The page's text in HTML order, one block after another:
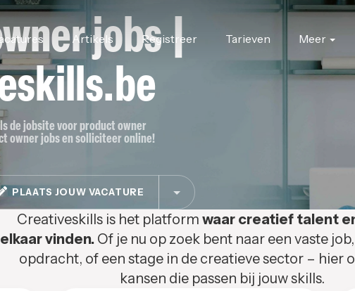
Artikels Registreer Tarieven Meer
jobs |
de jobsite voor product owner
owner jobs en solliciteer online!
PLAATS JOUW VACATURE
Creativeskills is het platform waar creatief talent
elkaar vinden. Of je nu op zoek bent naar een vaste
opdracht, of een stage in de creatieve sector – hier
kansen die passen bij jouw skills.